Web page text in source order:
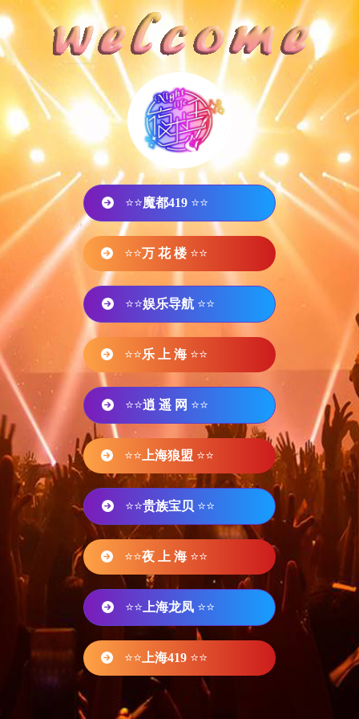
⭐⭐魔都419 ⭐⭐
⭐⭐万 花 楼 ⭐⭐
⭐⭐娱乐导航 ⭐⭐
⭐⭐乐 上 海 ⭐⭐
⭐⭐逍 遥 网 ⭐⭐
⭐⭐ 上海狼盟 ⭐⭐
⭐⭐贵族宝贝 ⭐⭐
⭐⭐夜 上 海 ⭐⭐
⭐⭐ 上海龙凤 ⭐⭐
⭐⭐ 上海419 ⭐⭐